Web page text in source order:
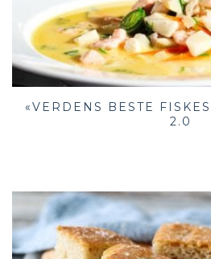
«VERDENS BESTE
2.0